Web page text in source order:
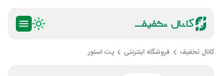
کانال تخفیف فروشگاه اینترنتی پت استور